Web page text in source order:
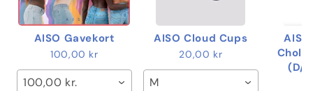
AISO Gavekort
100,00 kr
100,00 kr.
AISO Cloud Cups
20,00 kr
M
(D/